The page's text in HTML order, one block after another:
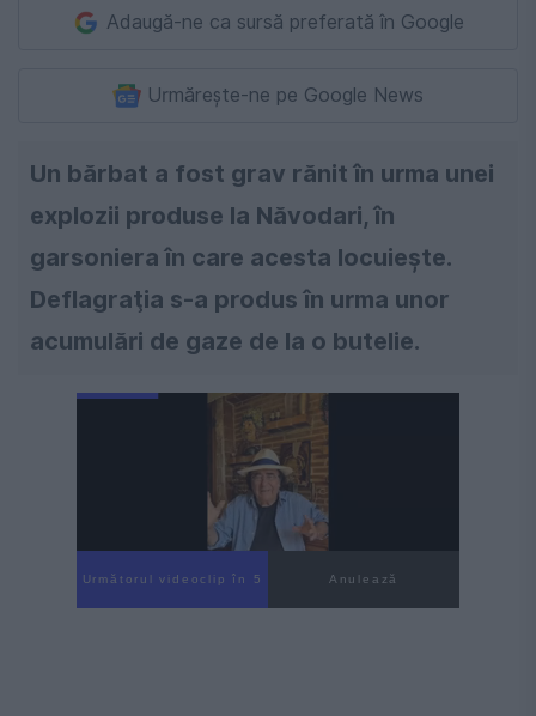
Adaugă-ne ca sursă preferată în Google
Urmărește-ne pe Google News
Un bărbat a fost grav rănit în urma unei
explozii produse la Năvodari, în
garsoniera în care acesta locuieşte.
Deflagraţia s-a produs în urma unor
acumulări de gaze de la o butelie.
Următorul videoclip în 4 Anulează